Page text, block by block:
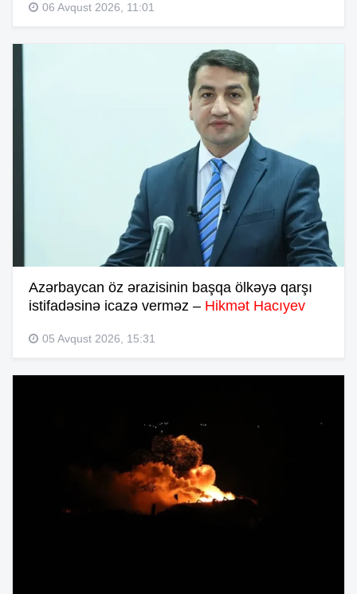
06 Avqust 2026, 11:01
Azərbaycan öz ərazisinin başqa ölkəyə qarşı
istifadəsinə icazə verməz – Hikmət Hacıyev
05 Avqust 2026, 15:31